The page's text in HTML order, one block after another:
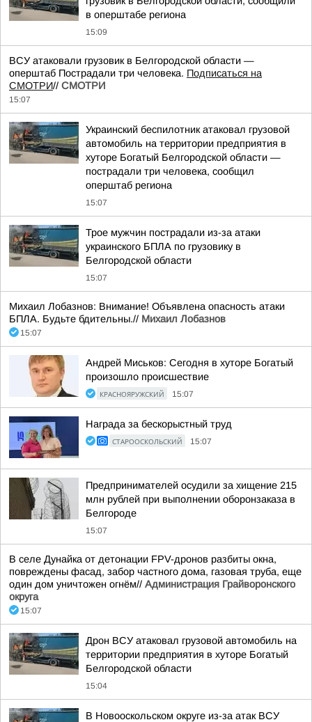
в оперштабе региона
15:09
ВСУ атаковали грузовик в Белгородской области —
оперштаб Пострадали три человека. Подписаться на
СМОТРИ// СМОТРИ
15:07
Украинский беспилотник атаковал грузовой
автомобиль на территории предприятия в
хуторе Богатый Белгородской области —
пострадали три человека, сообщил
оперштаб региона
15:07
Трое мужчин пострадали из-за атаки
украинского БПЛА по грузовику в
Белгородской области
15:07
Михаил Лобазнов: Внимание! Объявлена опасность атаки
БПЛА. Будьте бдительны.// Михаил Лобазнов
15:07
Андрей Миськов: Сегодня в хуторе Богатый
произошло происшествие
КРАСНОЯРУЖСКИЙ 15:07
Награда за бескорыстный труд
СТАРООСКОЛЬСКИЙ 15:07
Предпринимателей осудили за хищение 215
млн рублей при выполнении оборонзаказа в
Белгороде
15:07
В селе Дунайка от детонации FPV-дронов разбиты окна,
повреждены фасад, забор частного дома, газовая труба, еще
один дом уничтожен огнём// Администрация Грайворонского
округа
15:07
Дрон ВСУ атаковал грузовой автомобиль на
территории предприятия в хуторе Богатый
Белгородской области
15:04
В Новооскольском округе из-за атак ВСУ